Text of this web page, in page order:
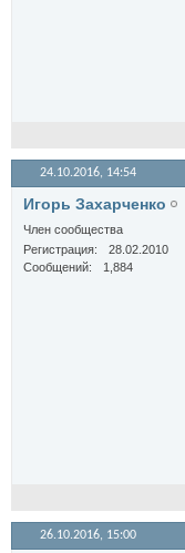
24.10.2016, 14:54
Игорь Захарченко
Член сообщества
Регистрация
28.02.2010
Сообщений
1,884
26.10.2016, 15:00